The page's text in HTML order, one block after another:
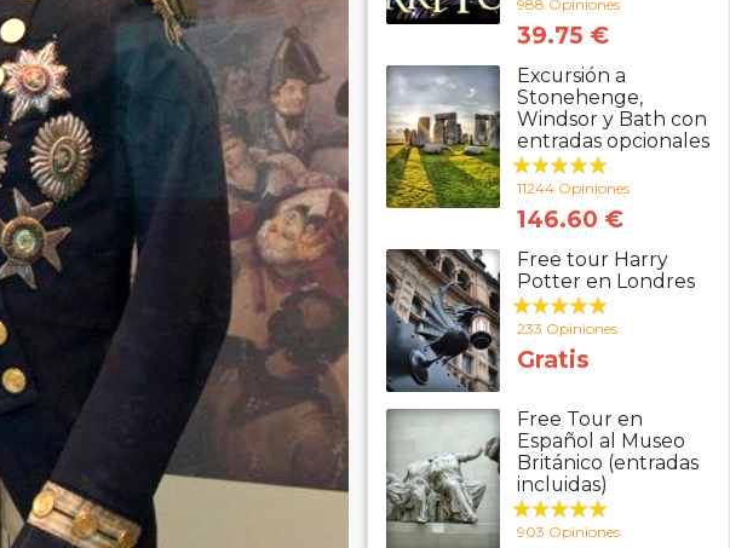
988 Opiniones
39.75 €
Excursión a
Stonehenge,
Windsor y Bath con
entradas opcionales
11244 Opiniones
146.60 €
Free tour Harry
Potter en Londres
233 Opiniones
Gratis
Free Tour en
Español al Museo
Británico (entradas
incluidas)
903 Opiniones